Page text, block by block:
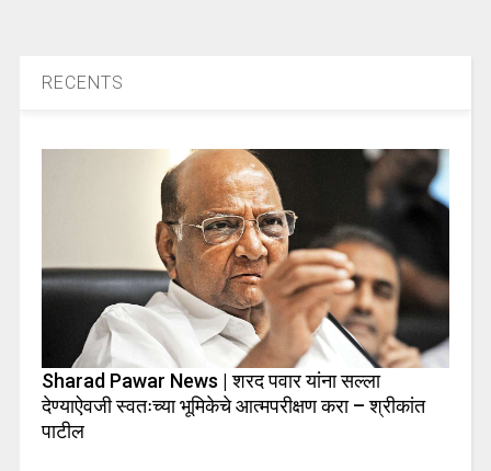
RECENTS
Sharad Pawar News | शरद पवार यांना सल्ला
देण्याऐवजी स्वतःच्या भूमिकेचे आत्मपरीक्षण करा – श्रीकांत
पाटील